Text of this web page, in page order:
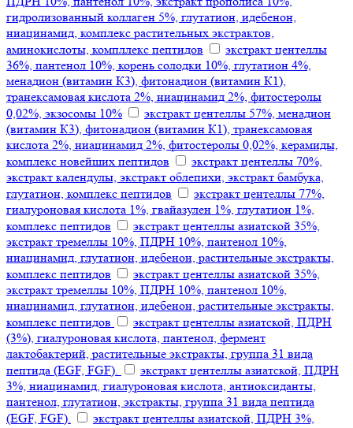
гидролизованный коллаген 5%, глутатион, идебенон,
ниацинамид, комплекс растительных экстрактов,
аминокислоты, компллекс пептидов
экстракт центеллы
36%, пантенол 10%, корень солодки 10%, глутатион 4%,
менадион (витамин К3), фитонадион (витамин К1),
транексамовая кислота 2%, ниацинамид 2%, фитостеролы
0,02%, экзосомы 10%
экстракт центеллы 57%, менадион
(витамин К3), фитонадион (витамин К1), транексамовая
кислота 2%, ниацинамид 2%, фитостеролы 0,02%, керамиды,
комплекс новейших пептидов
экстракт центеллы 70%,
экстракт календулы, экстракт облепихи, экстракт бамбука,
глутатион, комплекс пептидов
экстракт центеллы 77%,
гиалуроновая кислота 1%, гвайазулен 1%, глутатион 1%,
комплекс пептидов
экстракт центеллы азиатской 35%,
экстракт тремеллы 10%, ПДРН 10%, пантенол 10%,
ниацинамид, глутатион, идебенон, растительные экстракты,
комплекс пептидов
экстракт центеллы азиатской 35%,
экстракт тремеллы 10%, ПДРН 10%, пантенол 10%,
ниацинамид, глутатион, идебенон, растительные экстракты,
комплекс пептидов
экстракт центеллы азиатской, ПДРН
(3%), гиалуроновая кислота, пантенол, фермент
лактобактерий, растительные экстракты, группа 31 вида
пептида (EGF, FGF).
экстракт центеллы азиатской, ПДРН
3%, ниацинамид, гиалуроновая кислота, антиоксиданты,
пантенол, глутатион, экстракты, группа 31 вида пептида
(EGF, FGF).
экстракт центеллы азиатской, ПДРН 3%,